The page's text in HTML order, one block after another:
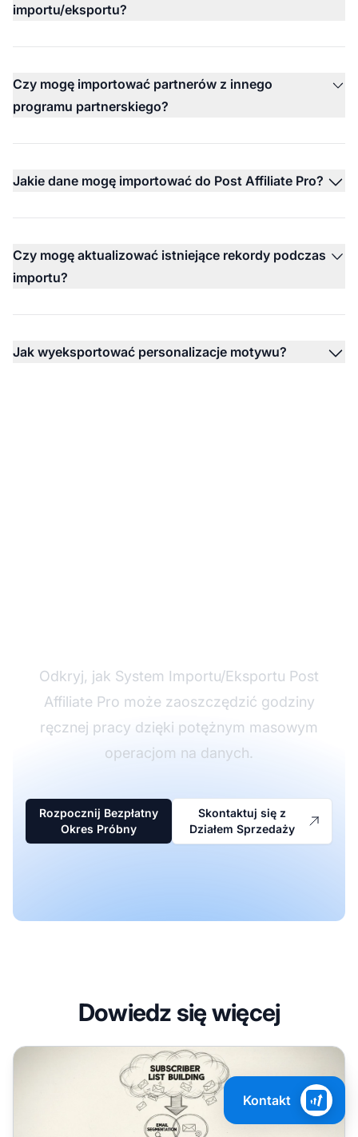
importu/eksportu?
Czy mogę importować partnerów z innego
programu partnerskiego?
Jakie dane mogę importować do Post Affiliate Pro?
Czy mogę aktualizować istniejące rekordy podczas
importu?
Jak wyeksportować personalizacje motywu?
Odkryj, jak System Importu/Eksportu Post
Affiliate Pro może zaoszczędzić godziny
ręcznej pracy dzięki potężnym masowym
operacjom na danych.
Rozpocznij Bezpłatny
Okres Próbny
Skontaktuj się z
Działem Sprzedaży
Dowiedz się więcej
Jak wyeksportować wszystkie adresy e-mail partnerów
Kontakt